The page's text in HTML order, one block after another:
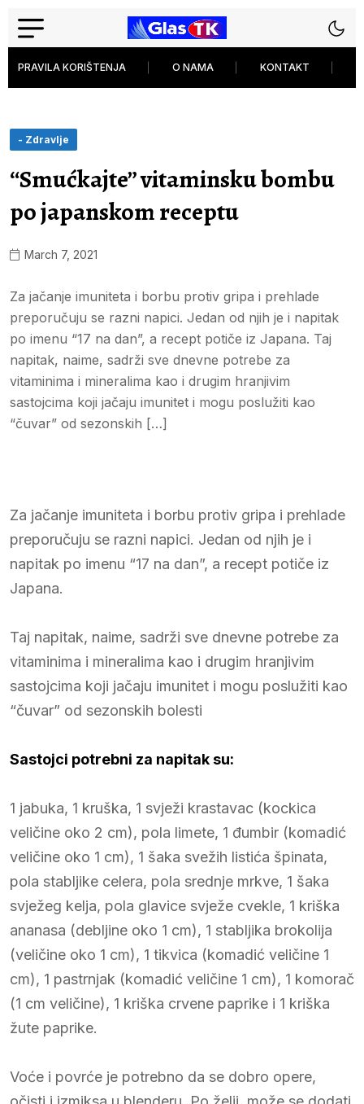
PRAVILA KORIŠTENJA O NAMA KONTAKT
- Zdravlje
“Smućkajte” vitaminsku bombu
po japanskom receptu
March 7, 2021
Za jačanje imuniteta i borbu protiv gripa i prehlade
preporučuju se razni napici. Jedan od njih je i napitak
po imenu “17 na dan”, a recept potiče iz Japana. Taj
napitak, naime, sadrži sve dnevne potrebe za
vitaminima i mineralima kao i drugim hranjivim
sastojcima koji jačaju imunitet i mogu poslužiti kao
“čuvar” od sezonskih […]
Za jačanje imuniteta i borbu protiv gripa i prehlade
preporučuju se razni napici. Jedan od njih je i
napitak po imenu “17 na dan”, a recept potiče iz
Japana.
Taj napitak, naime, sadrži sve dnevne potrebe za
vitaminima i mineralima kao i drugim hranjivim
sastojcima koji jačaju imunitet i mogu poslužiti kao
“čuvar” od sezonskih bolesti
Sastojci potrebni za napitak su:
1 jabuka, 1 kruška, 1 svježi krastavac (kockica
veličine oko 2 cm), pola limete, 1 đumbir (komadić
veličine oko 1 cm), 1 šaka svežih listića špinata,
pola stabljike celera, pola srednje mrkve, 1 šaka
svježeg kelja, pola glavice svježe cvekle, 1 kriška
ananasa (debljine oko 1 cm), 1 stabljika brokolija
(veličine oko 1 cm), 1 tikvica (komadić veličine 1
cm), 1 pastrnjak (komadić veličine 1 cm), 1 komorač
(1 cm veličine), 1 kriška crvene paprike i 1 kriška
žute paprike.
Voće i povrće je potrebno da se dobro opere,